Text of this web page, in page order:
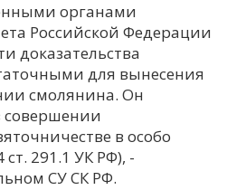
органами
Российской Федерации
доказательства
для вынесения
смолянина. Он
в особо
291.1 УК РФ), -
СУ СК РФ.